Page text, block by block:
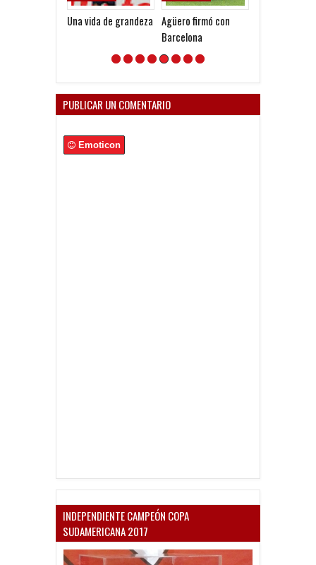
Una vida de grandeza
Agüero firmó con
Barcelona
PUBLICAR UN COMENTARIO
Emoticon
INDEPENDIENTE CAMPEÓN COPA
SUDAMERICANA 2017